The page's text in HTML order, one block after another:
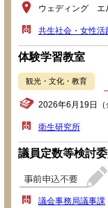
ウェディング エ
共生社会・女性活
体験学習教室
観光・文化・教育
2026年6月19日（
衛生研究所
議員定数等検討
議会事務局議事課